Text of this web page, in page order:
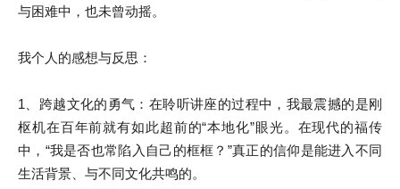
与困难中，也未曾动摇。
我个人的感想与反思：
1、跨越文化的勇气：在聆听讲座的过程中，我最震撼的是刚
枢机在百年前就有如此超前的“本地化”眼光。在现代的福传
中，“我是否也常陷入自己的框框？”真正的信仰是能进入不同
生活背景、与不同文化共鸣的。